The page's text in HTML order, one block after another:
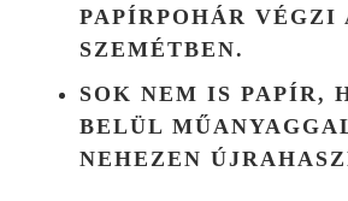
PAPÍRPOHÁR VÉGZI
SZEMÉTBEN.
SOK NEM IS PAPÍR,
BELÜL
NEHEZEN